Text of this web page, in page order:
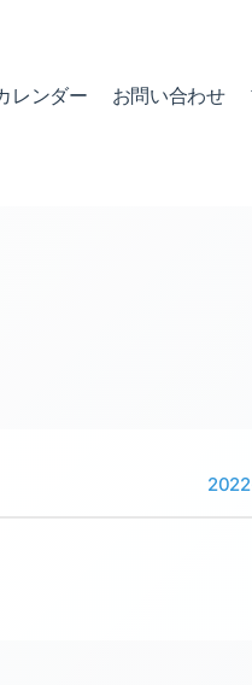
レンダー お問い合わせ